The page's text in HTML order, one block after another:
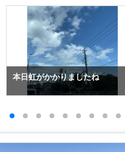
本日虹がかかりましたね